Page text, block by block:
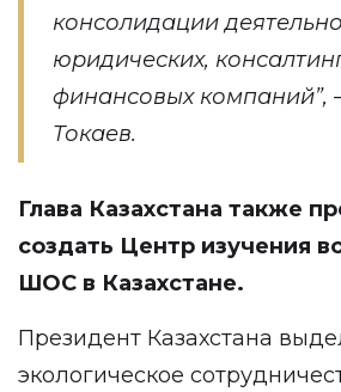
консолидации
юридических,
финансовых компаний”,
Токаев.
Глава Казахстана также
создать Центр изучения
ШОС в Казахстане.
Президент Казахстана
экологическое